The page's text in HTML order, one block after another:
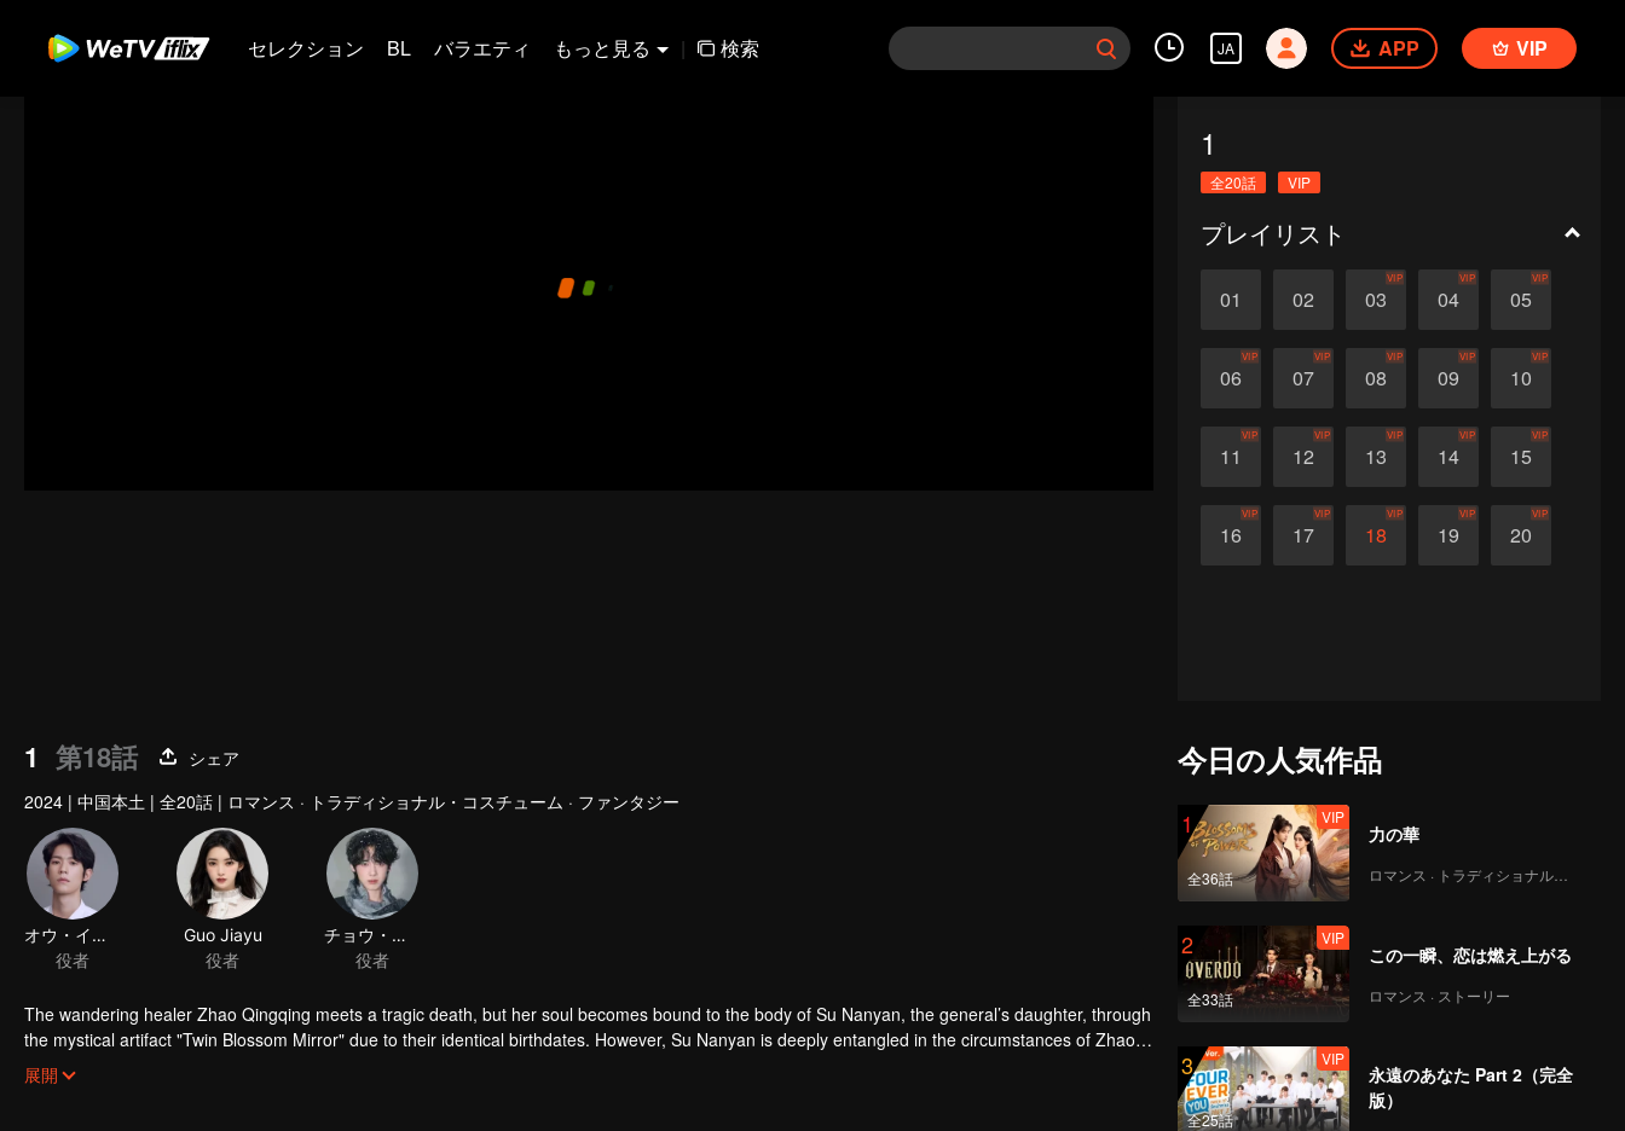
セレクション BL バラエティ もっと見る | 検索 JA APP VIP
1
全20話 VIP
プレイリスト
01 02 03
VIP
04
VIP
05
VIP
06
VIP
07
VIP
08
VIP
09
VIP
10
VIP
11
VIP
12
VIP
13
VIP
14
VIP
15
VIP
16
VIP
17
VIP
18
VIP
19
VIP
20
VIP
1 第18話
シェア
2024 | 中国本土 | 全20話 | ロマンス · トラディショナル・コスチューム · ファンタジー
The wandering healer Zhao Qingqing meets a tragic death, but her soul becomes bound to the body of Su Nanyan, the general’s daughter, through
the mystical artifact "Twin Blossom Mirror" due to their identical birthdates. However, Su Nanyan is deeply entangled in the circumstances of Zhao
Qingqing’s demise. With Su Nanyan’s exceptional martial skills and Zhao Qingqing’s sharp intellect, the two women, sharing one body, embark on a
journey of vengeance in the imperial court.
展開
今日の人気作品
1
全36話
VIP
力の華
ロマンス · トラディショナル・コスチューム
2
全33話
VIP
この一瞬、恋は燃え上がる
ロマンス · ストーリー
3
全25話
VIP
永遠のあなた Part 2（完全
版）